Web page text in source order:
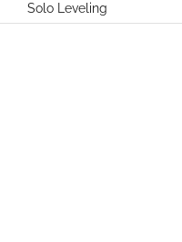
Solo Leveling